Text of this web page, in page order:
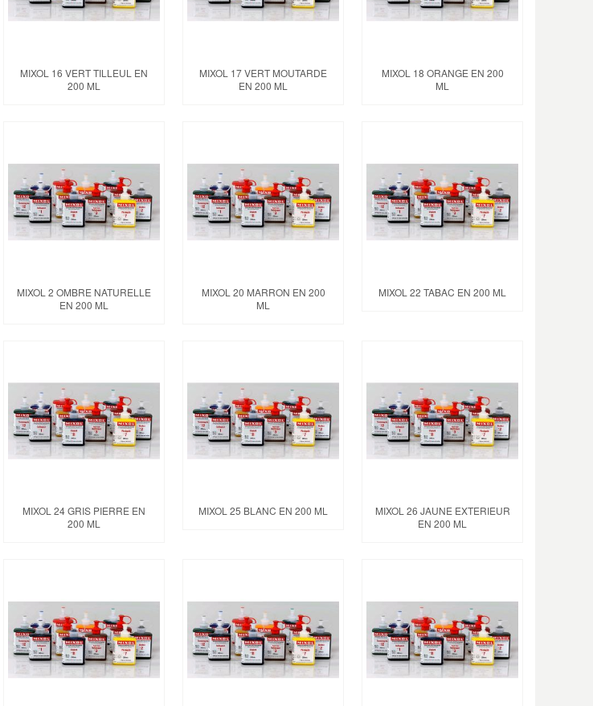
MIXOL 16 VERT TILLEUL EN
200 ML
MIXOL 17 VERT MOUTARDE
EN 200 ML
MIXOL 18 ORANGE EN 200
ML
MIXOL 2 OMBRE NATURELLE
EN 200 ML
MIXOL 20 MARRON EN 200
ML
MIXOL 22 TABAC EN 200 ML
MIXOL 24 GRIS PIERRE EN
200 ML
MIXOL 25 BLANC EN 200 ML
MIXOL 26 JAUNE EXTERIEUR
EN 200 ML